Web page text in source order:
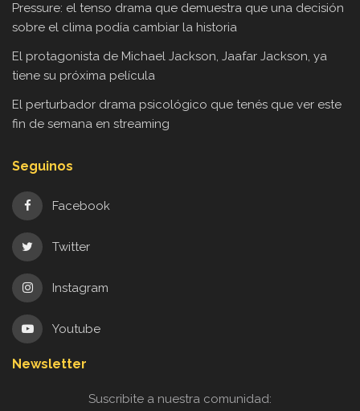
Pressure: el tenso drama que demuestra que una decisión
sobre el clima podía cambiar la historia
El protagonista de Michael Jackson, Jaafar Jackson, ya
tiene su próxima película
El perturbador drama psicológico que tenés que ver este
fin de semana en streaming
Seguinos
Facebook
Twitter
Instagram
Youtube
Newsletter
Suscribite a nuestra comunidad: